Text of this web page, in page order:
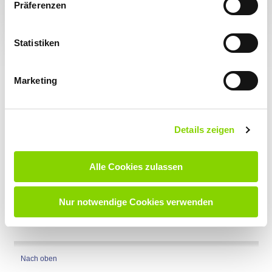
Präferenzen
Statistiken
Marketing
Details zeigen
Alle Cookies zulassen
Nur notwendige Cookies verwenden
Nach oben